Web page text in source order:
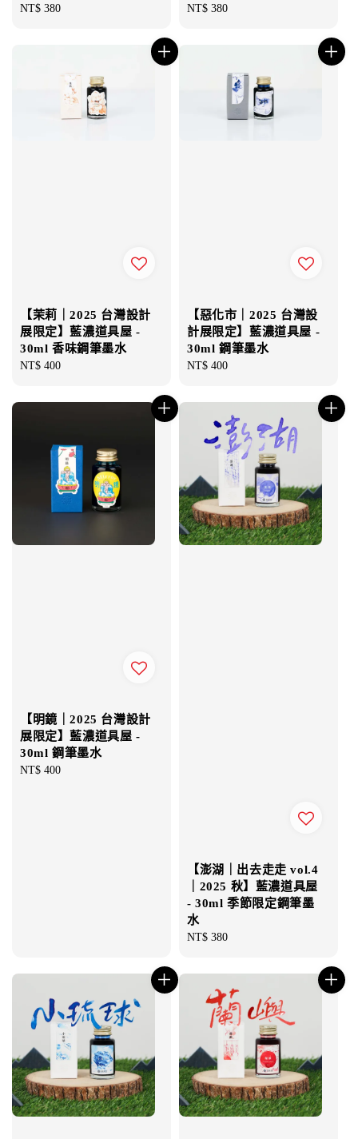
Regular
NT$ 380
Regular
NT$ 380
【茉莉｜2025 台灣設計
展限定】藍濃道具屋 -
30ml 香味鋼筆墨水
Regular
NT$ 400
【惡化市｜2025 台灣設
計展限定】藍濃道具屋 -
30ml 鋼筆墨水
Regular
NT$ 400
【明鏡｜2025 台灣設計
展限定】藍濃道具屋 -
30ml 鋼筆墨水
Regular
NT$ 400
【澎湖｜出去走走 vol.4
｜2025 秋】藍濃道具屋
- 30ml 季節限定鋼筆墨
水
Regular
NT$ 380